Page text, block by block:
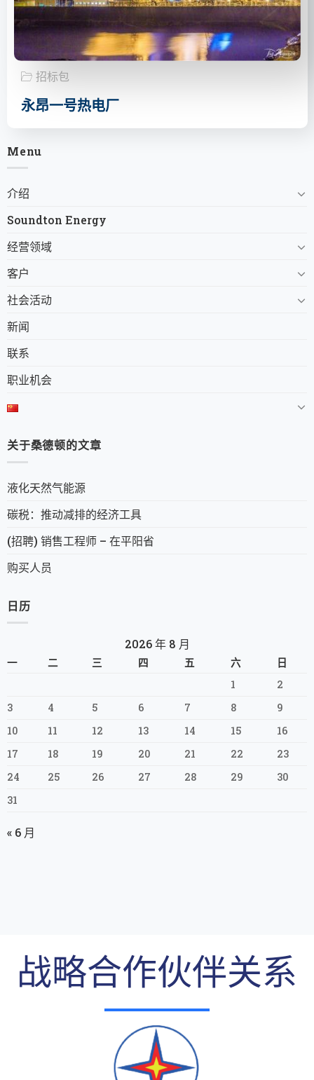
招标包
永昂一号热电厂
Menu
介绍
Soundton Energy
经营领域
客户
社会活动
新闻
联系
职业机会
关于桑德顿的文章
液化天然气能源
碳税：推动减排的经济工具
(招聘) 销售工程师 – 在平阳省
购买人员
日历
2026 年 8 月
一 二 三 四 五 六
日
1
2
3
4 5 6 7 8
9
10
11 12 13 14 15
16
17
18 19 20 21 22
23
24
25 26 27 28 29
30
31
« 6 月
战略合作伙伴关系